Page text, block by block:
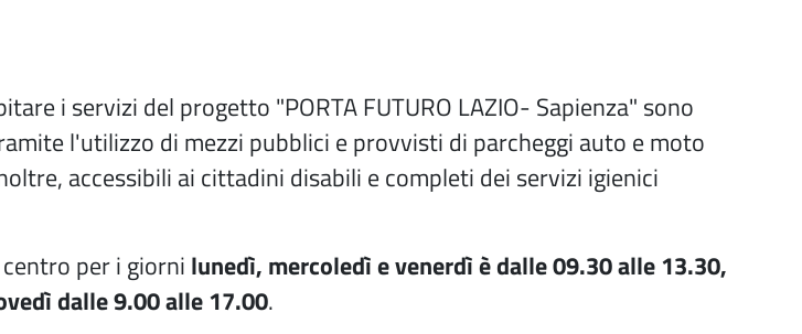
i servizi del progetto "PORTA FUTURO LAZIO- Sapienza" sono
l'utilizzo di mezzi pubblici e provvisti di parcheggi auto e moto
accessibili ai cittadini disabili e completi dei servizi igienici
per i giorni lunedì, mercoledì e venerdì è dalle 09.30 alle 13.30,
dalle 9.00 alle 17.00.